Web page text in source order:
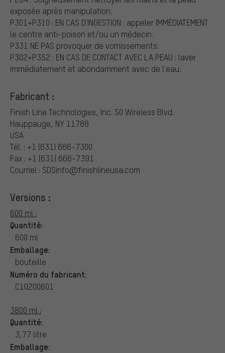
exposée après manipulation.
P301+P310 : EN CAS D'INGESTION : appeler IMMÉDIATEMENT
le centre anti-poison et/ou un médecin.
P331 NE PAS provoquer de vomissements.
P302+P352 : EN CAS DE CONTACT AVEC LA PEAU : laver
immédiatement et abondamment avec de l'eau.
Fabricant :
Finish Line Technologies, Inc. 50 Wireless Blvd.
Hauppauge, NY 11788
USA
Tél. : +1 (631) 666-7300
Fax : +1 (631) 666-7391
Courriel : SDSinfo@finishlineusa.com
Versions :
600 ml :
Quantité:
600 ml
Emballage:
bouteille
Numéro du fabricant:
C10200601
3800 ml :
Quantité:
3,77 litre
Emballage: